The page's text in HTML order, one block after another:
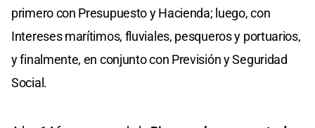
primero con Presupuesto y Hacienda; luego, con
Intereses marítimos, fluviales, pesqueros y portuarios,
y finalmente, en conjunto con Previsión y Seguridad
Social.